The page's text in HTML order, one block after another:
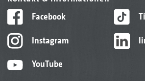
Facebook
Instagram
YouTube